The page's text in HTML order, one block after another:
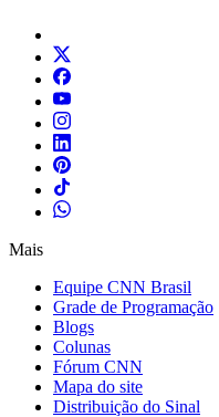
Mais
Equipe CNN Brasil
Grade de Programação
Blogs
Colunas
Fórum CNN
Mapa do site
Distribuição do Sinal